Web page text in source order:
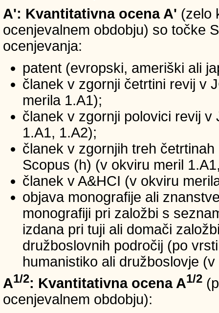
A': Kvantitativna ocena A' (zelo
ocenjevalnem obdobju) so točke
ocenjevanja:
patent (evropski, ameriški ali
članek v zgornji četrtini revij v
merila 1.A1);
članek v zgornji polovici revij
1.A1, 1.A2);
članek v zgornjih treh
Scopus (h) (v okviru meril
članek v A&HCI (v okviru
objava monografije ali
monografiji pri založbi s
izdana pri tuji ali domači
družboslovnih področij (po
humanistiko ali družboslovje
A1/2: Kvantitativna ocena A1/2
ocenjevalnem obdobju):